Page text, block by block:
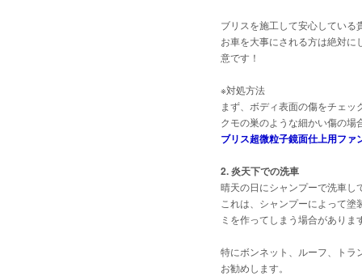
ブリスを施工して安心してい
お車を大事にされる方は絶対
意です！
※対処方法
まず、ボディ表面の傷をチェッ
クモの巣のような細かい傷の
ブリス超微粒子鏡面仕上用ファ
2. 炎天下での洗車
晴天の日にシャンプーで洗車し
これは、シャンプーによって
ミを作ってしまう場合があり
特にボンネット、ルーフ、トラ
お勧めします。